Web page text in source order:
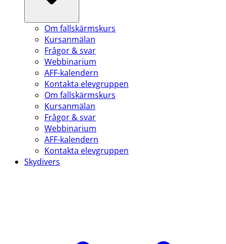
Om fallskärmskurs
Kursanmälan
Frågor & svar
Webbinarium
AFF-kalendern
Kontakta elevgruppen
Om fallskärmskurs
Kursanmälan
Frågor & svar
Webbinarium
AFF-kalendern
Kontakta elevgruppen
Skydivers